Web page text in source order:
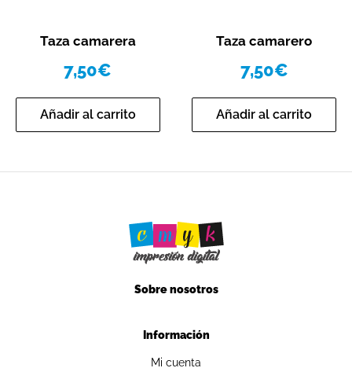
Taza camarera
7,50€
Añadir al carrito
Taza camarero
7,50€
Añadir al carrito
Sobre nosotros
Información
Mi cuenta